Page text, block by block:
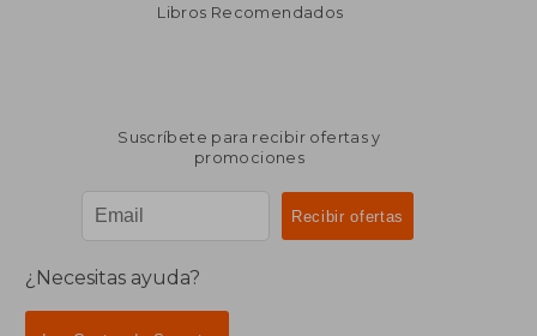
Libros Recomendados
Suscríbete para recibir ofertas y
promociones
¿Necesitas ayuda?